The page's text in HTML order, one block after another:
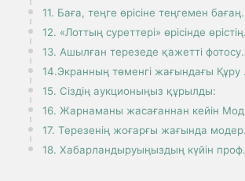
11. Баға, теңге
12.
13. Ашылған
15. Сіздің аукционыңыз құрылды:
17.
18.